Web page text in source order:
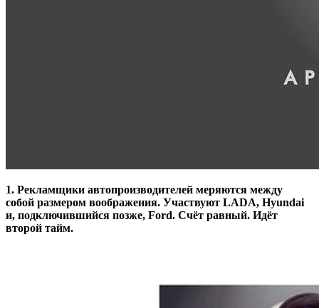
1. Рекламщики автопроизводителей меряются между
собой размером воображения. Участвуют LADA, Hyundai
и, подключившийся позже, Ford. Счёт равный. Идёт
второй тайм.